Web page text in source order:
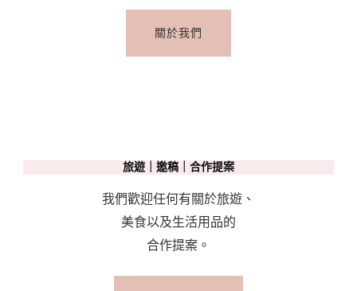
關於我們
旅遊｜邀稿｜合作提案
我們歡迎任何有關於旅遊、
美食以及生活用品的
合作提案。